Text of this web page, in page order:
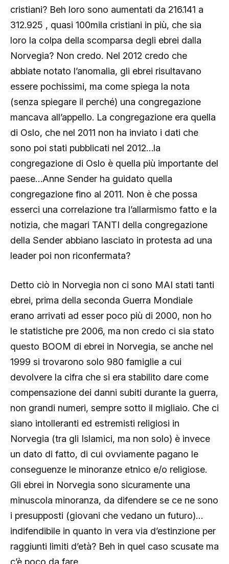
cristiani? Beh loro sono aumentati da 216.141 a
312.925 , quasi 100mila cristiani in più, che sia
loro la colpa della scomparsa degli ebrei dalla
Norvegia? Non credo. Nel 2012 credo che
abbiate notato l’anomalia, gli ebrei risultavano
essere pochissimi, ma come spiega la nota
(senza spiegare il perché) una congregazione
mancava all’appello. La congregazione era quella
di Oslo, che nel 2011 non ha inviato i dati che
sono poi stati pubblicati nel 2012…la
congregazione di Oslo è quella più importante del
paese…Anne Sender ha guidato quella
congregazione fino al 2011. Non è che possa
esserci una correlazione tra l’allarmismo fatto e la
notizia, che magari TANTI della congregazione
della Sender abbiano lasciato in protesta ad una
leader poi non riconfermata?
Detto ciò in Norvegia non ci sono MAI stati tanti
ebrei, prima della seconda Guerra Mondiale
erano arrivati ad esser poco più di 2000, non ho
le statistiche pre 2006, ma non credo ci sia stato
questo BOOM di ebrei in Norvegia, se anche nel
1999 si trovarono solo 980 famiglie a cui
devolvere la cifra che si era stabilito dare come
compensazione dei danni subiti durante la guerra,
non grandi numeri, sempre sotto il migliaio. Che ci
siano intolleranti ed estremisti religiosi in
Norvegia (tra gli Islamici, ma non solo) è invece
un dato di fatto, di cui ovviamente pagano le
conseguenze le minoranze etnico e/o religiose.
Gli ebrei in Norvegia sono sicuramente una
minuscola minoranza, da difendere se ce ne sono
i presupposti (giovani che vedano un futuro)…
indifendibile in quanto in vera via d’estinzione per
raggiunti limiti d’età? Beh in quel caso scusate ma
c’è poco da fare.